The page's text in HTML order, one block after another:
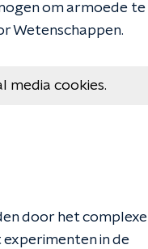
om armoede te
Wetenschappen.
media cookies.
door het complexe
in de